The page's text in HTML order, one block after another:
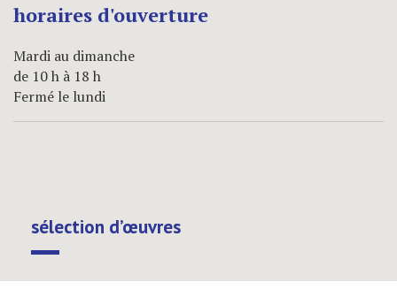
horaires d'ouverture
Mardi au dimanche
de 10 h à 18 h
Fermé le lundi
sélection d’œuvres